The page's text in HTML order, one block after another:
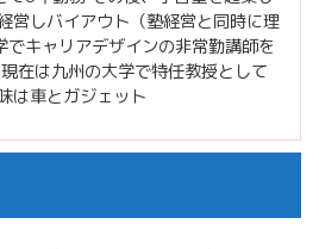
営しバイアウト（塾経営と同時に理
でキャリアデザインの非常勤講師を
在は九州の大学で特任教授として
は車とガジェット